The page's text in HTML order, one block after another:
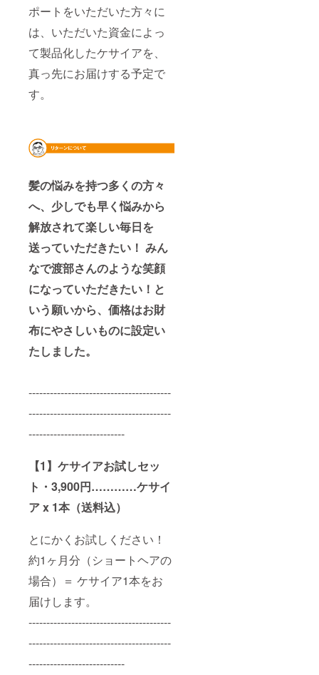
ポートをいただいた方々に
は、いただいた資金によっ
て製品化したケサイアを、
真っ先にお届けする予定で
す。
髪の悩みを持つ多くの方々
へ、少しでも早く悩みから
解放されて楽しい毎日を
送っていただきたい！ みん
なで渡部さんのような笑顔
になっていただきたい！と
いう願いから、価格はお財
布にやさしいものに設定い
たしました。
----------------------------------------
----------------------------------------
---------------------------
【1】ケサイアお試しセッ
ト・3,900円…………ケサイ
ア x 1本（送料込）
とにかくお試しください！
約1ヶ月分（ショートヘアの
場合）＝ ケサイア1本をお
届けします。
----------------------------------------
----------------------------------------
---------------------------